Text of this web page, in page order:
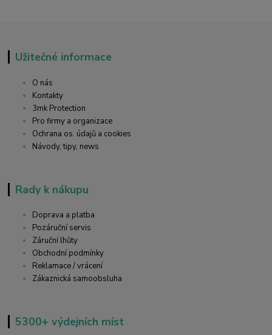
Užitečné informace
O nás
Kontakty
3mk Protection
Pro firmy a organizace
Ochrana os. údajů a cookies
Návody, tipy, news
Rady k nákupu
Doprava a platba
Pozáruční servis
Záruční lhůty
Obchodní podmínky
Reklamace / vrácení
Zákaznická samoobsluha
5300+ výdejních míst